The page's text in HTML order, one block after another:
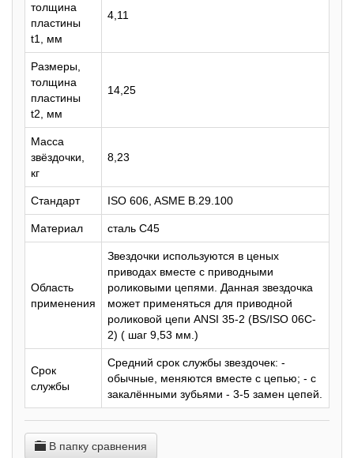
толщина
пластины
t1, мм
4,11
Размеры,
толщина
пластины
t2, мм
14,25
Масса
звёздочки,
кг
8,23
Стандарт ISO 606, ASME B.29.100
Материал сталь C45
Область
применения
Звездочки используются в ценых
приводах вместе с приводными
роликовыми цепями. Данная звездочка
может применяться для приводной
роликовой цепи ANSI 35-2 (BS/ISO 06C-
2) ( шаг 9,53 мм.)
Срок
службы
Средний срок службы звездочек: -
обычные, меняются вместе с цепью; - с
закалёнными зубьями - 3-5 замен цепей.
В папку сравнения